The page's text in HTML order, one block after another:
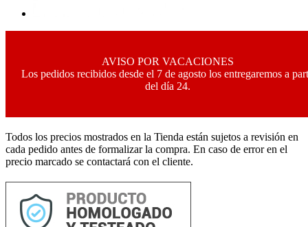
AVISO POR VACACIONES
Los pedidos recibidos desde el 7 de agosto los entregaremos a
del día 24.
Todos los precios mostrados en la Tienda están sujetos a revisión en
cada pedido antes de formalizar la compra. En caso de error en el
precio marcado se contactará con el cliente.